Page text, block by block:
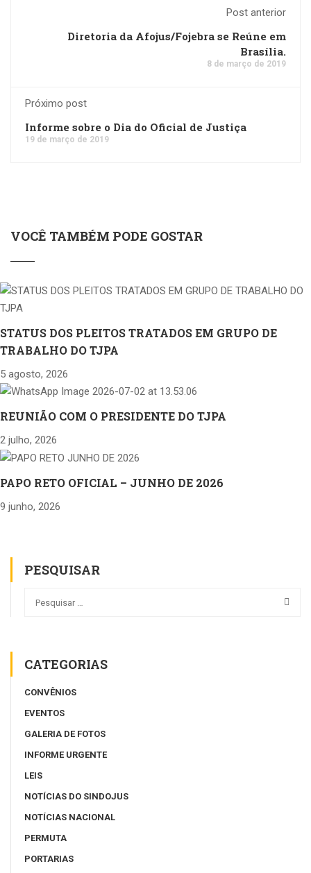
Post anterior
Diretoria da Afojus/Fojebra se Reúne em
Brasília.
8 de março de 2019
Próximo post
Informe sobre o Dia do Oficial de Justiça
19 de março de 2019
VOCÊ TAMBÉM PODE GOSTAR
STATUS DOS PLEITOS TRATADOS EM GRUPO DE
TRABALHO DO TJPA
5 agosto, 2026
REUNIÃO COM O PRESIDENTE DO TJPA
2 julho, 2026
PAPO RETO OFICIAL – JUNHO DE 2026
9 junho, 2026
PESQUISAR
CATEGORIAS
CONVÊNIOS
EVENTOS
GALERIA DE FOTOS
INFORME URGENTE
LEIS
NOTÍCIAS DO SINDOJUS
NOTÍCIAS NACIONAL
PERMUTA
PORTARIAS